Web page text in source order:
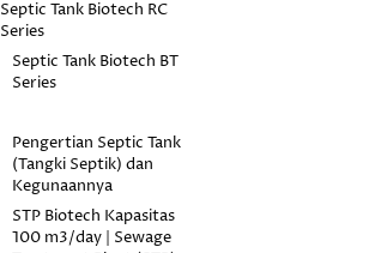
Septic Tank Biotech RC
Series
Septic Tank Biotech BT
Series
Pengertian Septic Tank
(Tangki Septik) dan
Kegunaannya
STP Biotech Kapasitas
100 m3/day | Sewage